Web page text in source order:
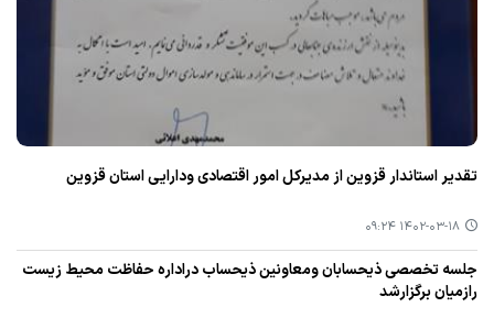
تقدیر استاندار قزوین از مدیركل امور اقتصادی ودارایی استان قزوین
۱۴۰۲-۰۳-۱۸ ۰۹:۲۴
جلسه تخصصی ذیحسابان ومعاونین ذیحساب دراداره حفاظت محیط زیست
رازمیان برگزارشد